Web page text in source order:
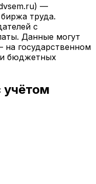
—
труда.
с
Данные могут
государственном
бюджетных
учётом